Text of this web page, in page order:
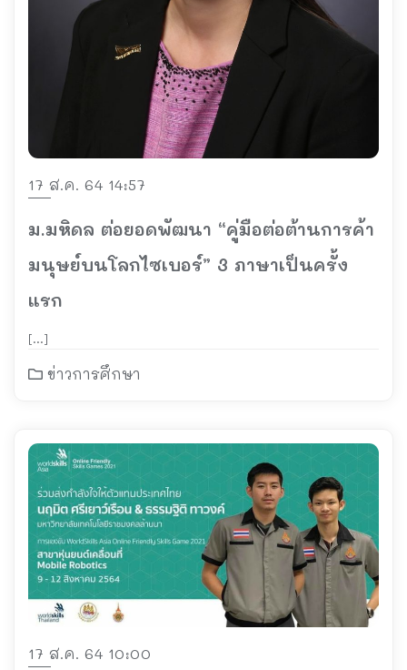
17 ส.ค. 64 14:57
ม.มหิดล ต่อยอดพัฒนา “คู่มือต่อต้านการค้า
มนุษย์บนโลกไซเบอร์” 3 ภาษาเป็นครั้ง
แรก
[…]
ข่าวการศึกษา
17 ส.ค. 64 10:00